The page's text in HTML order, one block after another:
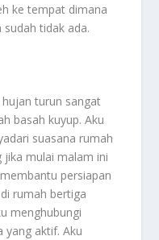
ke tempat dimana
tidak ada.
turun sangat
basah kuyup. Aku
suasana rumah
jika mulai malam ini
persiapan
rumah bertiga
menghubungi
yang aktif. Aku